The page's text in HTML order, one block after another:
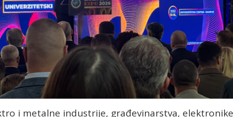
i metalne industrije, građevinarstva,